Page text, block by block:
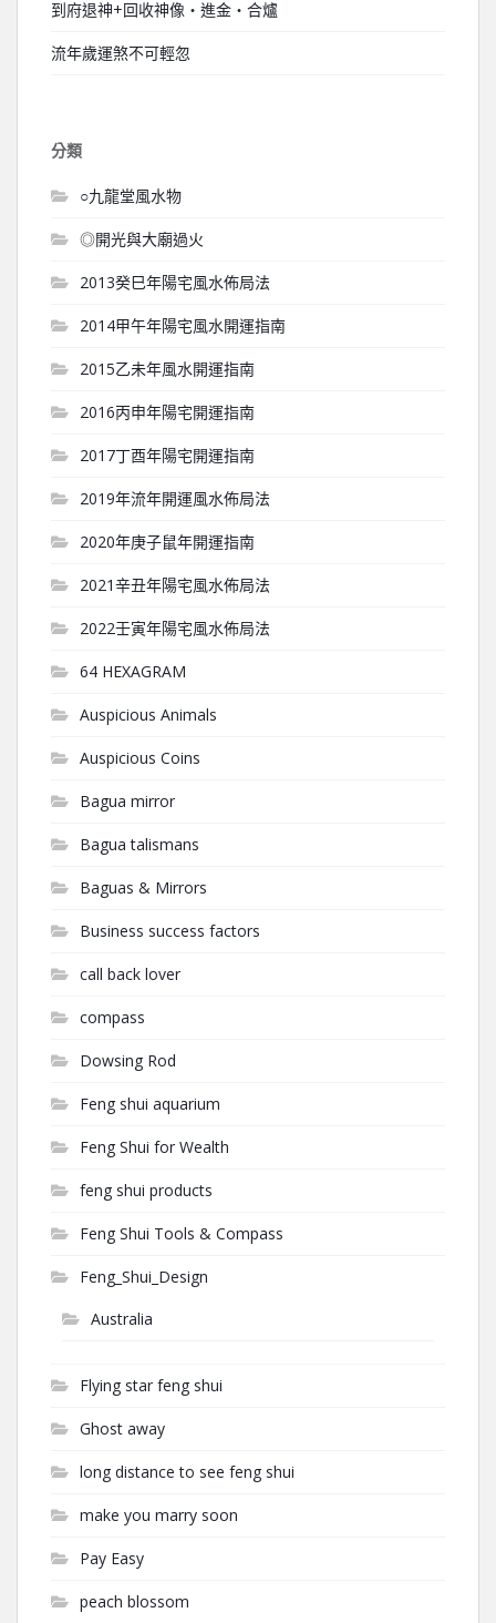
到府退神+回收神像‧進金‧合爐
流年歲運煞不可輕忽
分類
○九龍堂風水物
◎開光與大廟過火
2013癸巳年陽宅風水佈局法
2014甲午年陽宅風水開運指南
2015乙未年風水開運指南
2016丙申年陽宅開運指南
2017丁酉年陽宅開運指南
2019年流年開運風水佈局法
2020年庚子鼠年開運指南
2021辛丑年陽宅風水佈局法
2022壬寅年陽宅風水佈局法
64 HEXAGRAM
Auspicious Animals
Auspicious Coins
Bagua mirror
Bagua talismans
Baguas & Mirrors
Business success factors
call back lover
compass
Dowsing Rod
Feng shui aquarium
Feng Shui for Wealth
feng shui products
Feng Shui Tools & Compass
Feng_Shui_Design
Australia
Flying star feng shui
Ghost away
long distance to see feng shui
make you marry soon
Pay Easy
peach blossom